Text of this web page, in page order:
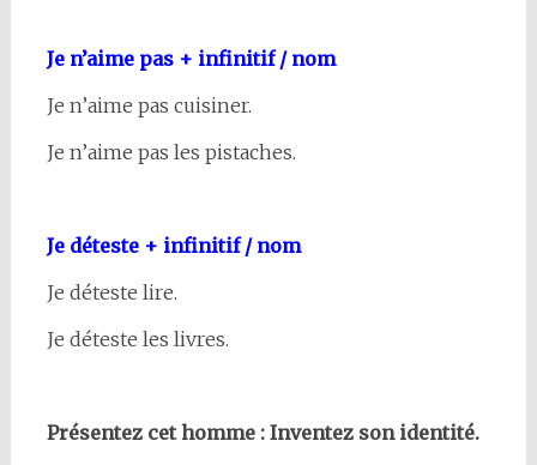
Je n’aime pas + infinitif / nom
Je n’aime pas cuisiner.
Je n’aime pas les pistaches.
Je déteste + infinitif / nom
Je déteste lire.
Je déteste les livres.
Présentez cet homme : Inventez son identité.